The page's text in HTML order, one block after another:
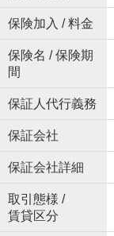
保険加入 / 料金
保険名 / 保険期
間
保証人代行義務
保証会社
保証会社詳細
取引態様 /
賃貸区分